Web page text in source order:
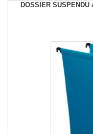
DOSSIER SUSPENDU